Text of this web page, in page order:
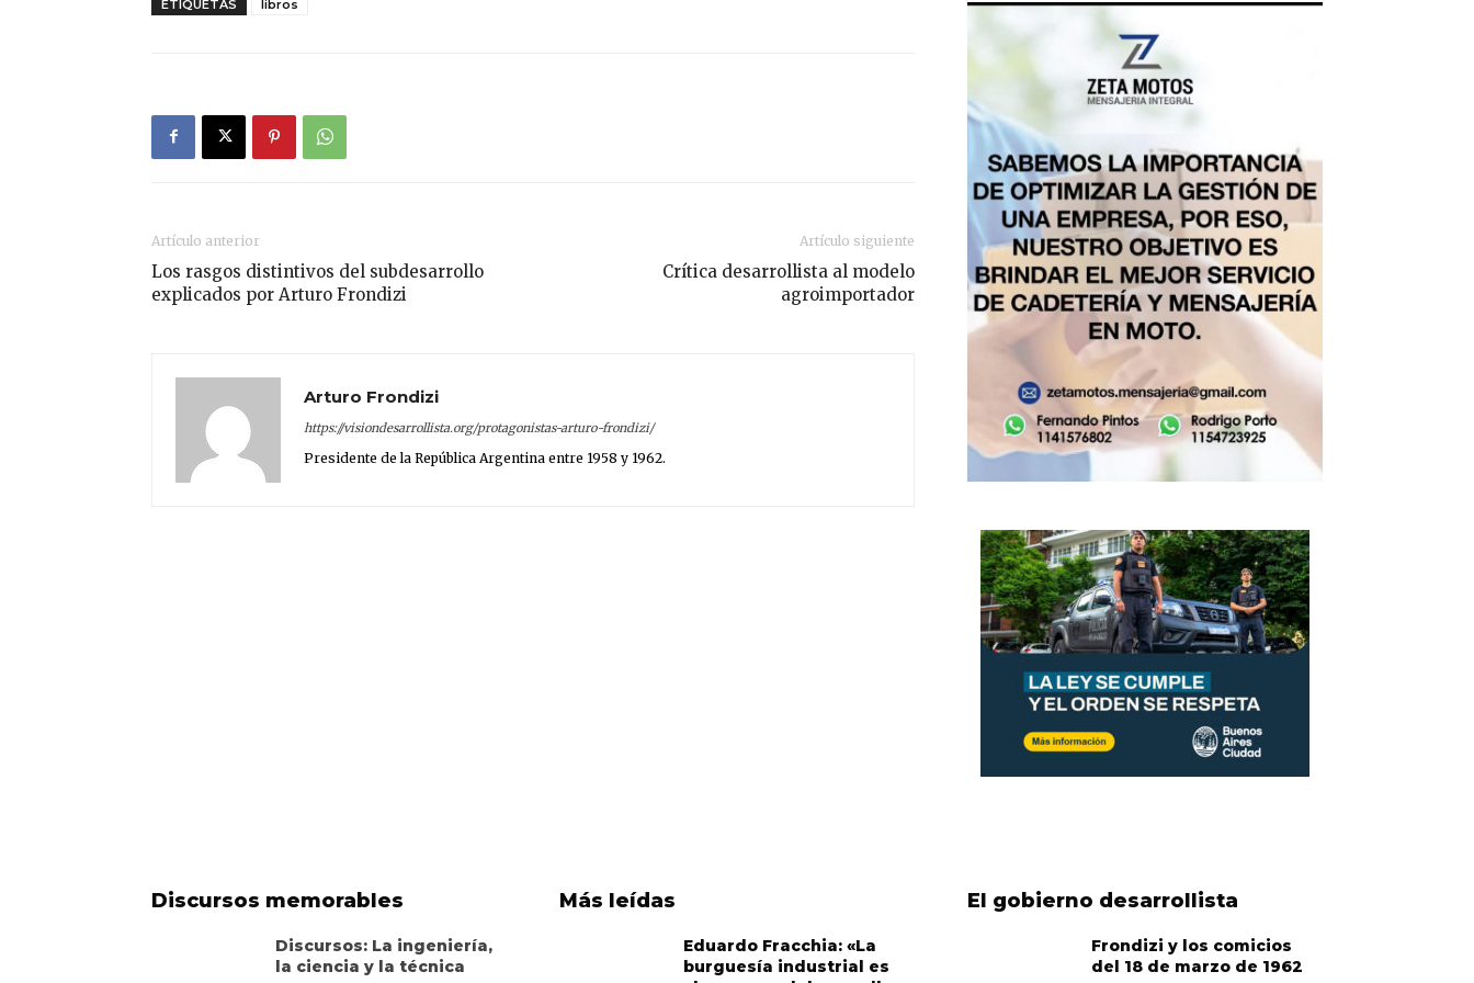
ETIQUETAS libros
Artículo anterior
Los rasgos distintivos del subdesarrollo
explicados por Arturo Frondizi
Artículo siguiente
Crítica desarrollista al modelo
agroimportador
Arturo Frondizi
https://visiondesarrollista.org/protagonistas-arturo-frondizi/
Presidente de la República Argentina entre 1958 y 1962.
Discursos memorables
Discursos: La ingeniería,
la ciencia y la técnica
Más leídas
Eduardo Fracchia: «La
burguesía industrial es
El gobierno desarrollista
Frondizi y los comicios
del 18 de marzo de 1962